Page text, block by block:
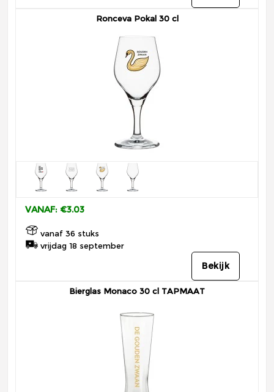
Ronceva Pokal 30 cl
VANAF: €3.03
vanaf 36 stuks
vrijdag 18 september
Bekijk
Bierglas Monaco 30 cl TAPMAAT